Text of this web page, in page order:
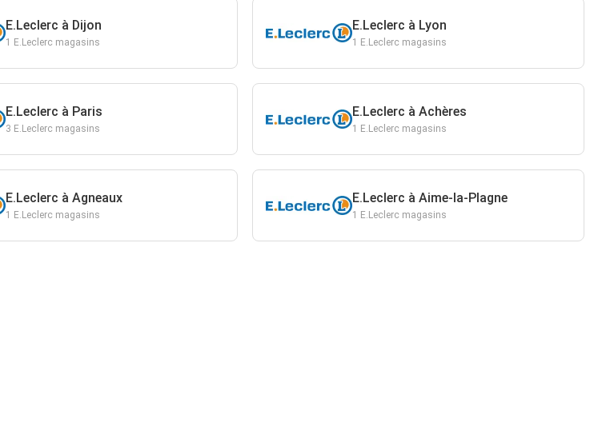
E.Leclerc à Dijon
1 E.Leclerc magasins
E.Leclerc à Lyon
1 E.Leclerc magasins
E.Leclerc à Paris
3 E.Leclerc magasins
E.Leclerc à Achères
1 E.Leclerc magasins
E.Leclerc à Agneaux
1 E.Leclerc magasins
E.Leclerc à Aime-la-Plagne
1 E.Leclerc magasins